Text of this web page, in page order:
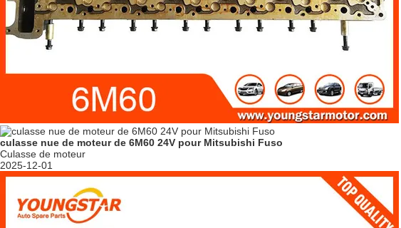
culasse nue de moteur de 6M60 24V pour Mitsubishi Fuso
Culasse de moteur
2025-12-01